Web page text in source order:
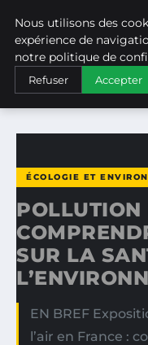
ACCUEIL
ÉCOLOGIE ET
POLLUTION DE L’AIR :
ÉCOLOGIE ET
POLLUTION
SUR LA
EN BREF
l’air en France :
Nous utilisons des
expérience de
notre politique de
Refuser Accepter